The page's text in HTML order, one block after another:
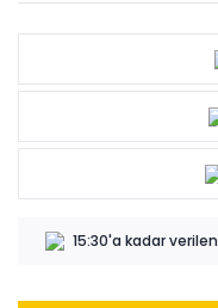
15:30'a kadar